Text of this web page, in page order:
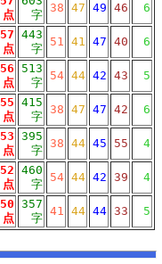
点
字
38 47 49 46
6
57
点
443
字
51 41 47 40
6
56
点
513
字
54 44 42 43
5
55
点
415
字
38 47 47 42
6
53
点
395
字
38 44 45 55
4
52
点
460
字
54 44 42 39
4
50
点
357
字
41 44 44 33
5